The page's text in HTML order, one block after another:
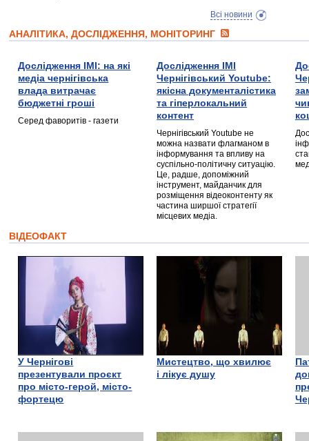
Всі новини
АНАЛІТИКА, ДОСЛІДЖЕННЯ, МОНІТОРИНГ
Дослідження ІМІ: на які
медіа чернігівська
влада витрачає
бюджетні гроші
Серед фаворитів - газети
Дослідження ІМІ
Чернігівський Youtube:
якісна документалістика
та гіперлокальний
контент
Чернігівський Youtube не
можна назвати флагманом в
інформування та впливу на
суспільно-політичну ситуацію.
Це, радше, допоміжний
інструмент, майданчик для
розміщення відеоконтенту як
частина ширшої стратегії
місцевих медіа.
ВІДЕОФАКТ
У Чернігові
презентували проєкт
про місто-герой, місто-
фортецю
Мистецтво, що хвилює
і лікує душу